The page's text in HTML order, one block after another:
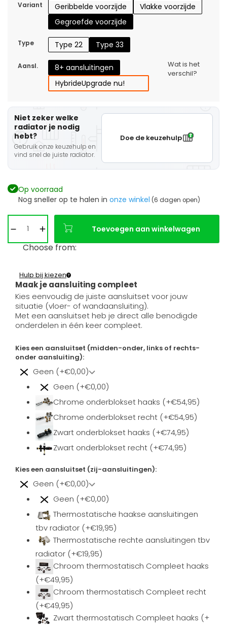
Variant Geribbelde voorzijde
Vlakke voorzijde
Gegroefde voorzijde
Type Type 22 Type 33
Aansl.
8+ aansluitingen
HybrideUpgrade nu!
Wat is het
verschil?
Niet zeker welke
radiator je nodig
hebt?
Gebruik onze keuzehulp en
vind snel de juiste radiator.
Doe de keuzehulp
Op voorraad
Nog sneller op te halen in onze winkel (6 dagen open)
Toevoegen aan winkelwagen
Choose from:
Maak je aansluiting compleet
Hulp bij kiezen
Kies eenvoudig de juiste aansluitset voor jouw
situatie (vloer- of wandaansluiting).
Met een aansluitset heb je direct alle benodigde
onderdelen in één keer compleet.
Kies een aansluitset (midden-onder, links of rechts-
onder aansluiting):
Geen (+€0,00)
Geen (+€0,00)
Chrome onderblokset haaks (+€54,95)
Chrome onderblokset recht (+€54,95)
Zwart onderblokset haaks (+€74,95)
Zwart onderblokset recht (+€74,95)
Kies een aansluitset (zij-aansluitingen):
Geen (+€0,00)
Geen (+€0,00)
Thermostatische haakse aansluitingen
tbv radiator (+€19,95)
Thermostatische rechte aansluitingen tbv
radiator (+€19,95)
Chroom thermostatisch Compleet haaks
(+€49,95)
Chroom thermostatisch Compleet recht
(+€49,95)
Zwart thermostatisch Compleet haaks (+